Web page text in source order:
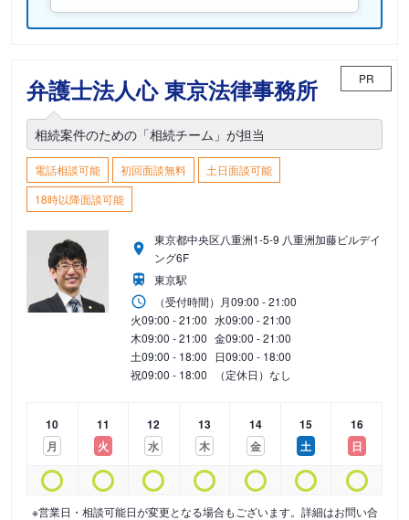
弁護士法人心 東京法律事務所 PR
相続案件のための「相続チーム」が担当
電話相談可能 初回面談無料
土日面談可能
18時以降面談可能
東京都中央区八重洲1-5-9 八重洲加藤ビルデイ
ング6F
東京駅
（受付時間） 月09:00 - 21:00
火09:00 - 21:00 水09:00 - 21:00
木09:00 - 21:00 金09:00 - 21:00
土09:00 - 18:00 日09:00 - 18:00
祝09:00 - 18:00 （定休日）なし
10
月
11
火
12
水
13
木
14
金
15
土
16
日
※営業日・相談可能日が変更となる場合もございます。詳細はお問い合